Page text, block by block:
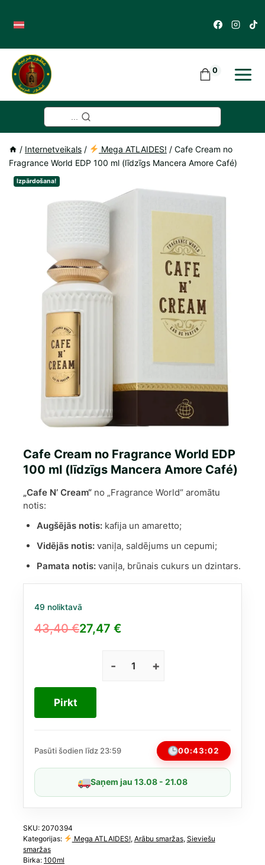
content
0
/ Internetveikals / Mega ATLAIDES! / Cafe Cream no
Fragrance World EDP 100 ml (līdzīgs Mancera Amore Café)
Izpārdošana!
Cafe Cream no Fragrance World EDP
100 ml (līdzīgs Mancera Amore Café)
„Cafe N’ Cream“ no „Fragrance World“ aromātu
notis:
Augšējās notis:kafija un amaretto;
Vidējās notis:vaniļa, saldējums un cepumi;
Pamata notis:vaniļa, brūnais cukurs un dzintars.
49 noliktavā
43,40€
Original
43,40 €.
27,47 €
Current
27,47 €.
Cafe
Mancera
Pirkt
Pasūti šodien līdz 23:59 00:43:01
Saņem jau 13.08 - 21.08
SKU: 2070394
Kategorijas:
Mega ATLAIDES!, Arābu smaržas, Sieviešu
smaržas
Birka: 100ml